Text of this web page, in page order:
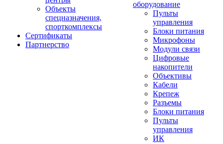
Объекты
спецназначения,
спорткомплексы
Сертификаты
Партнерство
оборудование
Пульты
управления
Блоки питания
Микрофоны
Модули связи
Цифровые
накопители
Объективы
Кабели
Крепеж
Разъемы
Блоки питания
Пульты
управления
ИК